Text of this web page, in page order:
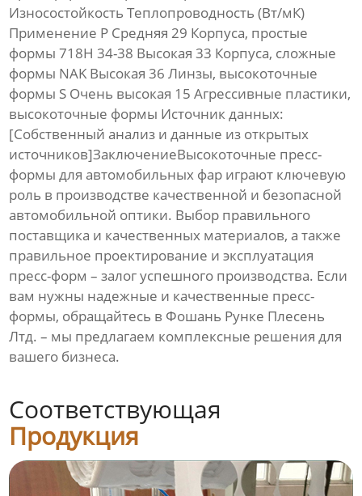
Износостойкость Теплопроводность (Вт/мК)
Применение P Средняя 29 Корпуса, простые
формы 718H 34-38 Высокая 33 Корпуса, сложные
формы NAK Высокая 36 Линзы, высокоточные
формы S Очень высокая 15 Агрессивные пластики,
высокоточные формы Источник данных:
[Собственный анализ и данные из открытых
источников]ЗаключениеВысокоточные пресс-
формы для автомобильных фар играют ключевую
роль в производстве качественной и безопасной
автомобильной оптики. Выбор правильного
поставщика и качественных материалов, а также
правильное проектирование и эксплуатация
пресс-форм – залог успешного производства. Если
вам нужны надежные и качественные пресс-
формы, обращайтесь в Фошань Рунке Плесень
Лтд. – мы предлагаем комплексные решения для
вашего бизнеса.
Соответствующая
Продукция